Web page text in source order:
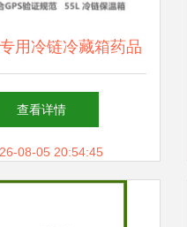
用冷链冷藏箱药品
质与价格的双重保
障
查看详情
08-05 20:54:45